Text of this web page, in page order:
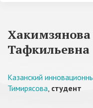
Тафкильевна
Казанский
Тимирясова, студент